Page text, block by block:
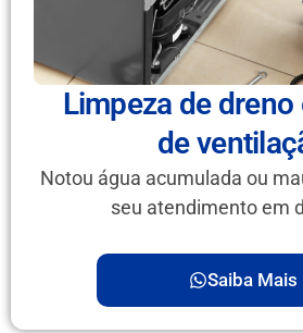
Limpeza de dreno
de
Notou água acumulada ou
seu atendimento em
Saiba Mais